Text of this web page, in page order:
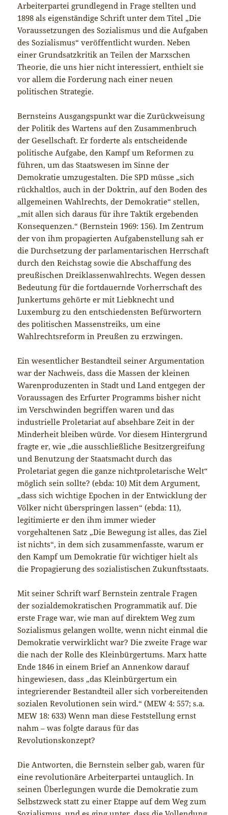
Arbeiterpartei grundlegend in Frage stellten und
1898 als eigenständige Schrift unter dem Titel „Die
Voraussetzungen des Sozialismus und die Aufgaben
des Sozialismus“ veröffentlicht wurden. Neben
einer Grundsatzkritik an Teilen der Marxschen
Theorie, die uns hier nicht interessiert, enthielt sie
vor allem die Forderung nach einer neuen
politischen Strategie.
Bernsteins Ausgangspunkt war die Zurückweisung
der Politik des Wartens auf den Zusammenbruch
der Gesellschaft. Er forderte als entscheidende
politische Aufgabe, den Kampf um Reformen zu
führen, um das Staatswesen im Sinne der
Demokratie umzugestalten. Die SPD müsse „sich
rückhaltlos, auch in der Doktrin, auf den Boden des
allgemeinen Wahlrechts, der Demokratie“ stellen,
„mit allen sich daraus für ihre Taktik ergebenden
Konsequenzen.“ (Bernstein 1969: 156). Im Zentrum
der von ihm propagierten Aufgabenstellung sah er
die Durchsetzung der parlamentarischen Herrschaft
durch den Reichstag sowie die Abschaffung des
preußischen Dreiklassenwahlrechts. Wegen dessen
Bedeutung für die fortdauernde Vorherrschaft des
Junkertums gehörte er mit Liebknecht und
Luxemburg zu den entschiedensten Befürwortern
des politischen Massenstreiks, um eine
Wahlrechtsreform in Preußen zu erzwingen.
Ein wesentlicher Bestandteil seiner Argumentation
war der Nachweis, dass die Massen der kleinen
Warenproduzenten in Stadt und Land entgegen der
Voraussagen des Erfurter Programms bisher nicht
im Verschwinden begriffen waren und das
industrielle Proletariat auf absehbare Zeit in der
Minderheit bleiben würde. Vor diesem Hintergrund
fragte er, wie „die ausschließliche Besitzergreifung
und Benutzung der Staatsmacht durch das
Proletariat gegen die ganze nichtproletarische Welt“
möglich sein sollte? (ebda: 10) Mit dem Argument,
„dass sich wichtige Epochen in der Entwicklung der
Völker nicht überspringen lassen“ (ebda: 11),
legitimierte er den ihm immer wieder
vorgehaltenen Satz „Die Bewegung ist alles, das Ziel
ist nichts“, in dem sich zusammenfasste, warum er
den Kampf um Demokratie für wichtiger hielt als
die Propagierung des sozialistischen Zukunftsstaats.
Mit seiner Schrift warf Bernstein zentrale Fragen
der sozialdemokratischen Programmatik auf. Die
erste Frage war, wie man auf direktem Weg zum
Sozialismus gelangen wollte, wenn nicht einmal die
Demokratie verwirklicht war? Die zweite Frage war
die nach der Rolle des Kleinbürgertums. Marx hatte
Ende 1846 in einem Brief an Annenkow darauf
hingewiesen, dass „das Kleinbürgertum ein
integrierender Bestandteil aller sich vorbereitenden
sozialen Revolutionen sein wird.“ (MEW 4: 557; s.a.
MEW 18: 633) Wenn man diese Feststellung ernst
nahm – was folgte daraus für das
Revolutionskonzept?
Die Antworten, die Bernstein selber gab, waren für
eine revolutionäre Arbeiterpartei untauglich. In
seinen Überlegungen wurde die Demokratie zum
Selbstzweck statt zu einer Etappe auf dem Weg zum